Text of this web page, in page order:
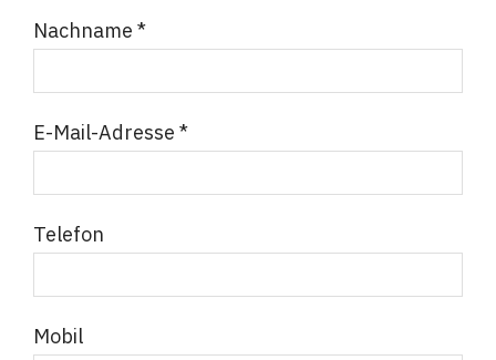
Nachname *
E-Mail-Adresse *
Telefon
Mobil